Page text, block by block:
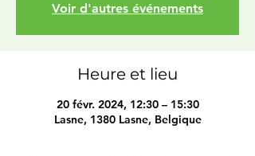
Voir d'autres événements
Heure et lieu
20 févr. 2024, 12:30 – 15:30
Lasne, 1380 Lasne, Belgique